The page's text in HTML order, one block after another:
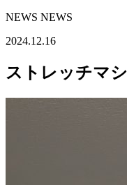
NEWS NEWS
2024.12.16
ストレッチマ